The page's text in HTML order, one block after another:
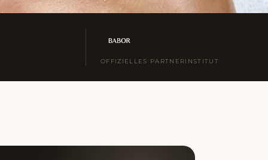
OFFIZIELLES PARTNERINSTITUT